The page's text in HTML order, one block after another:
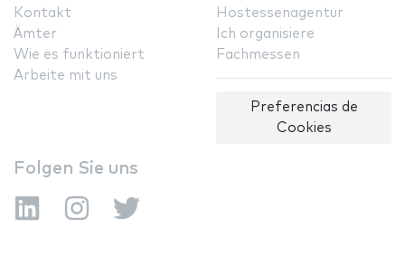
Kontakt
Ämter
Wie es funktioniert
Arbeite mit uns
Hostessenagentur
Ich organisiere
Fachmessen
Preferencias de
Cookies
Folgen Sie uns